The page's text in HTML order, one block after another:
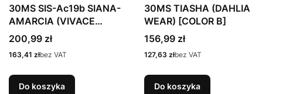
30MS SIS-Ac19b SIANA-
AMARCIA (VIVACE
FORM)
Cena
200,99 zł
Cena
163,41 złbez VAT
Do koszyka
30MS TIASHA (DAHLIA
WEAR) [COLOR B]
Cena
156,99 zł
Cena
127,63 złbez VAT
Do koszyka